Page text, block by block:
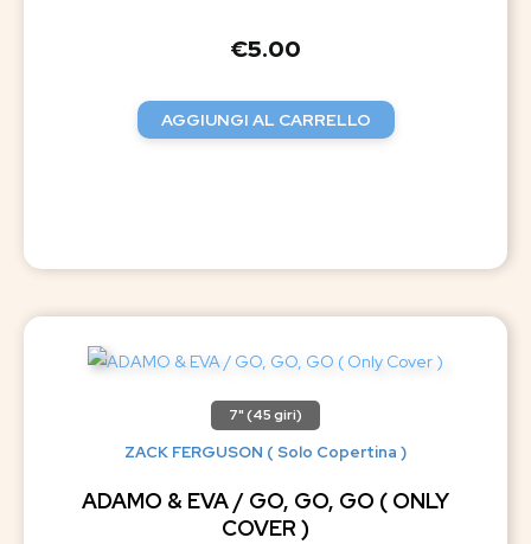
€5.00
AGGIUNGI AL CARRELLO
7" (45 giri)
ZACK FERGUSON ( Solo Copertina )
ADAMO & EVA / GO, GO, GO ( ONLY
COVER )